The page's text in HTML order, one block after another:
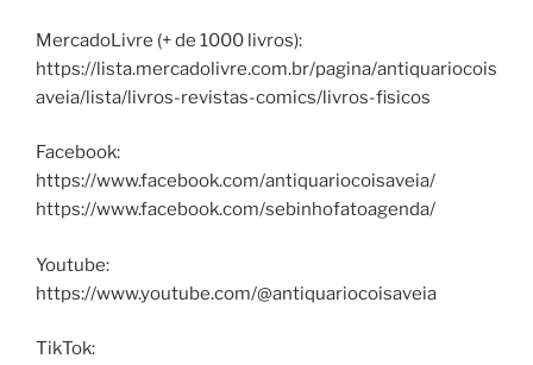
MercadoLivre (+ de 1000 livros):
https://lista.mercadolivre.com.br/pagina/antiquariocois
aveia/lista/livros-revistas-comics/livros-fisicos
Facebook:
https://www.facebook.com/antiquariocoisaveia/
https://www.facebook.com/sebinhofatoagenda/
Youtube:
https://www.youtube.com/@antiquariocoisaveia
TikTok: